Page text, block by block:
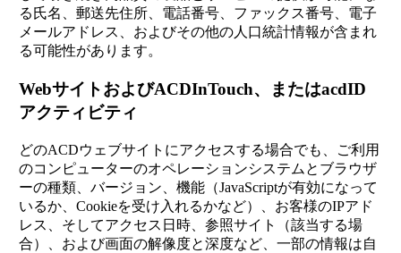
る氏名、郵送先住所、電話番号、ファックス番号、電子
メールアドレス、およびその他の人口統計情報が含まれ
る可能性があります。
WebサイトおよびACDInTouch、またはacdID
アクティビティ
どのACDウェブサイトにアクセスする場合でも、ご利用
のコンピューターのオペレーションシステムとブラウザ
ーの種類、バージョン、機能（JavaScriptが有効になって
いるか、Cookieを受け入れるかなど）、お客様のIPアド
レス、そしてアクセス日時、参照サイト（該当する場
合）、および画面の解像度と深度など、一部の情報は自